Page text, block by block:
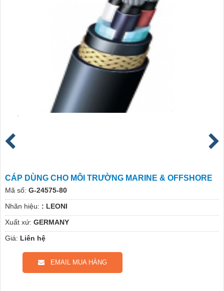
CÁP DÙNG CHO MÔI TRƯỜNG MARINE & OFFSHORE
Mã số: G-24575-80
Nhãn hiệu: : LEONI
Xuất xứ: GERMANY
Giá: Liên hệ
EMAIL MUA HÀNG